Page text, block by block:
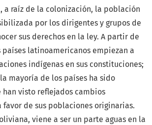
a raíz de la colonización, la población
por los dirigentes y grupos de
sus derechos en la ley. A partir de
países latinoamericanos empiezan a
indígenas en sus constituciones;
mayoría de los países ha sido
han visto reflejados cambios
favor de sus poblaciones originarias.
viene a ser un parte aguas en la